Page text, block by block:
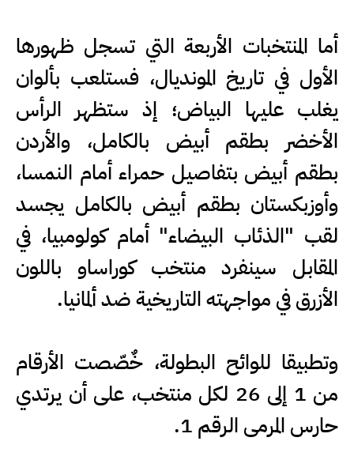
أما المنتخبات الأربعة التي تسجل ظهورها
الأول في تاريخ المونديال، فستلعب بألوان
يغلب عليها البياض؛ إذ ستظهر الرأس
الأخضر بطقم أبيض بالكامل، والأردن
بطقم أبيض بتفاصيل حمراء أمام النمسا،
وأوزبكستان بطقم أبيض بالكامل يجسد
لقب "الذئاب البيضاء" أمام كولومبيا، في
المقابل سينفرد منتخب كوراساو باللون
الأزرق في مواجهته التاريخية ضد ألمانيا.
وتطبيقا للوائح البطولة، خٌصّصت الأرقام
من 1 إلى 26 لكل منتخب، على أن يرتدي
حارس المرمى الرقم 1.